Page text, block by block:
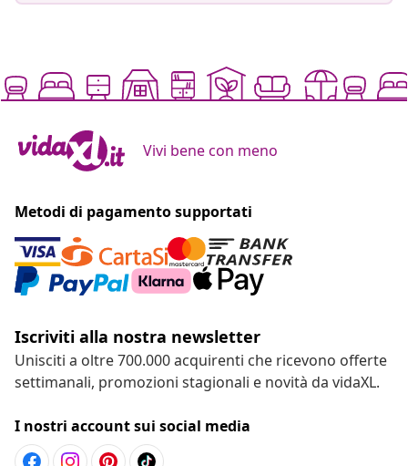
Vivi bene con meno
Metodi di pagamento supportati
Iscriviti alla nostra newsletter
Unisciti a oltre 700.000 acquirenti che ricevono offerte
settimanali, promozioni stagionali e novità da vidaXL.
I nostri account sui social media